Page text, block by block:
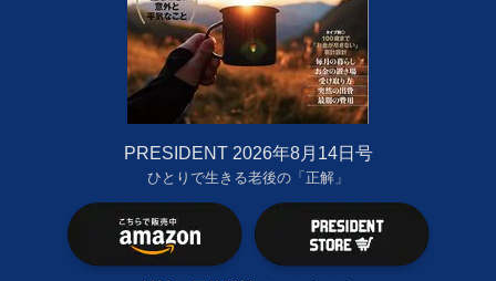
PRESIDENT 2026年8月14日号
ひとりで生きる老後の「正解」